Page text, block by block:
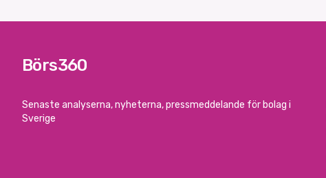
Börs360
Senaste analyserna, nyheterna, pressmeddelande för bolag i
Sverige